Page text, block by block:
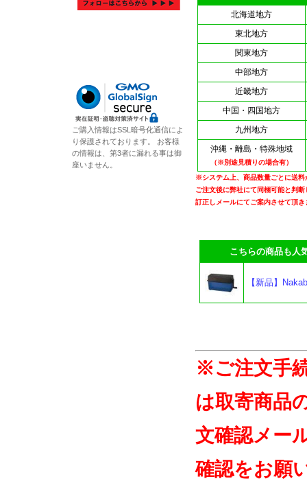
北海道地方
東北地方
関東地方
中部地方
近畿地方
中国・四国地方
九州地方
沖縄・離島・特殊地域
（※別途見積りの場合有）
※システム上、商品数量ごとに送料
ご注文後に弊社にて同梱可能と判
訂正しメールにてご案内させて頂き
こちらの商品も人気
【新品】
※ご注文手
は取寄商品
文確認メー
確認をお願
ご購入情報はSSL暗号化通信によ
り保護されております。 お客様
の情報は、第3者に漏れる事は御
座いません。